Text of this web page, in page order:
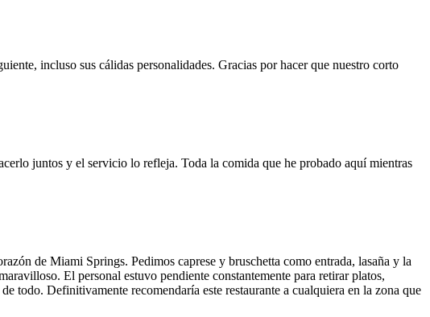
incluso sus cálidas personalidades. Gracias por hacer que nuestro corto
juntos y el servicio lo refleja. Toda la comida que he probado aquí mientras
de Miami Springs. Pedimos caprese y bruschetta como entrada, lasaña y la
El personal estuvo pendiente constantemente para retirar platos,
todo. Definitivamente recomendaría este restaurante a cualquiera en la zona que